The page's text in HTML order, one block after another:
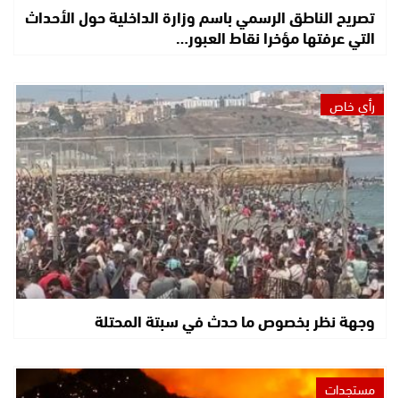
تصريح الناطق الرسمي باسم وزارة الداخلية حول الأحداث
التي عرفتها مؤخرا نقاط العبور…
رأي خاص
وجهة نظر بخصوص ما حدث في سبتة المحتلة
مستجدات